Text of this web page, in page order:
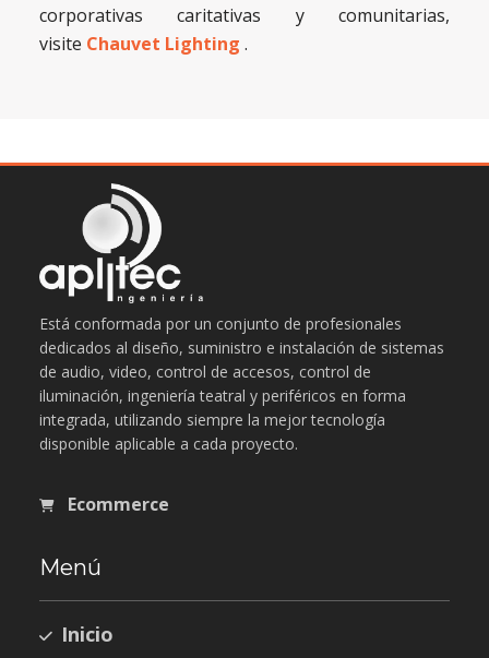
corporativas caritativas y comunitarias,
visite Chauvet Lighting .
Está conformada por un conjunto de profesionales
dedicados al diseño, suministro e instalación de sistemas
de audio, video, control de accesos, control de
iluminación, ingeniería teatral y periféricos en forma
integrada, utilizando siempre la mejor tecnología
disponible aplicable a cada proyecto.
Ecommerce
Menú
Inicio